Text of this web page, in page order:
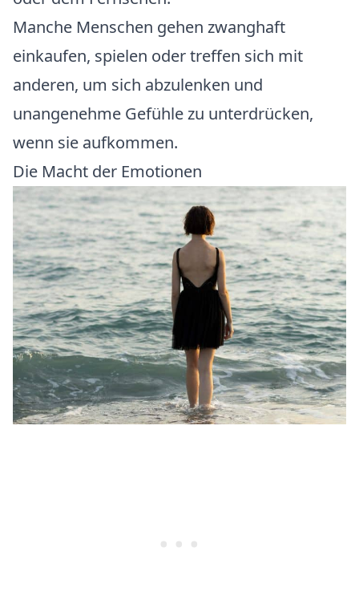
Manche Menschen gehen zwanghaft
einkaufen, spielen oder treffen sich mit
anderen, um sich abzulenken und
unangenehme Gefühle zu unterdrücken,
wenn sie aufkommen.
Die Macht der Emotionen